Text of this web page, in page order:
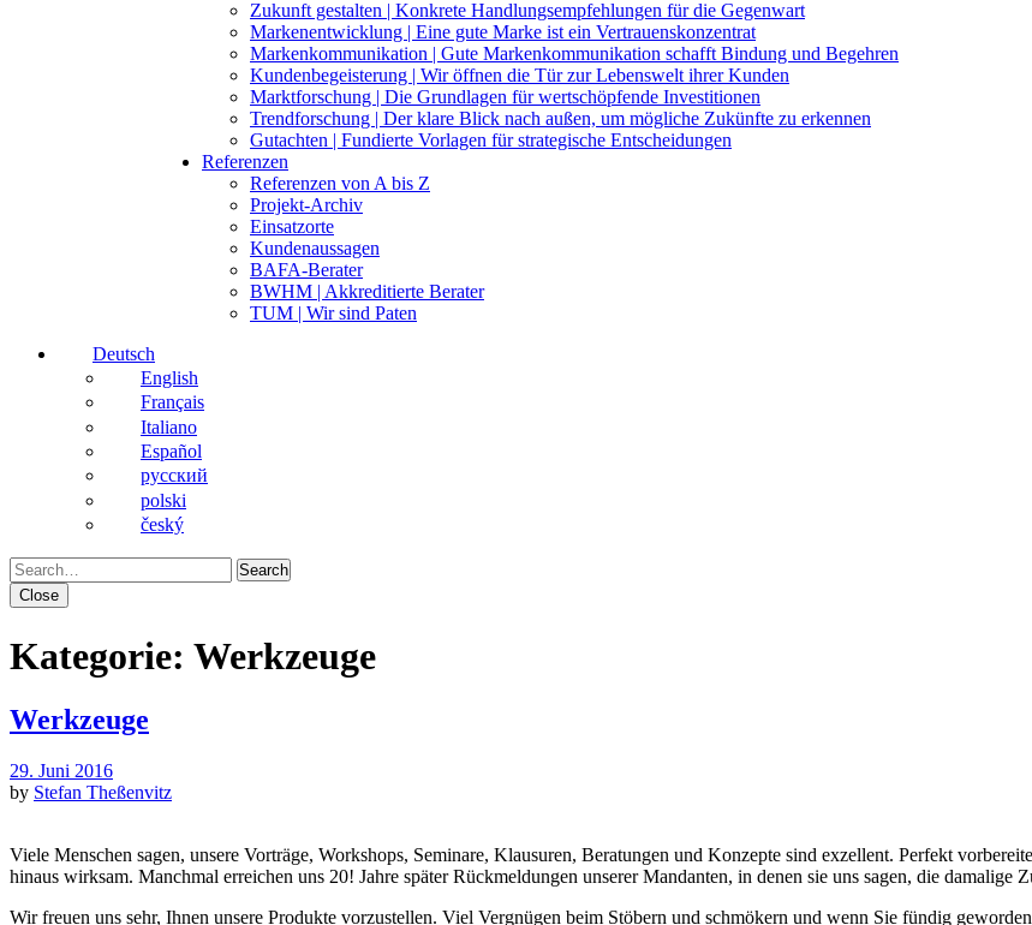
Zukunft gestalten | Konkrete Handlungsempfehlungen für die Gegenwart
Markenentwicklung | Eine gute Marke ist ein Vertrauenskonzentrat
Markenkommunikation | Gute Markenkommunikation schafft Bindung und Begehren
Kundenbegeisterung | Wir öffnen die Tür zur Lebenswelt ihrer Kunden
Marktforschung | Die Grundlagen für wertschöpfende Investitionen
Trendforschung | Der klare Blick nach außen, um mögliche Zukünfte zu erkennen
Gutachten | Fundierte Vorlagen für strategische Entscheidungen
Referenzen
Referenzen von A bis Z
Projekt-Archiv
Einsatzorte
Kundenaussagen
BAFA-Berater
BWHM | Akkreditierte Berater
TUM | Wir sind Paten
Deutsch
English
Français
Italiano
Español
pусский
polski
český
Search
Close
Kategorie: Werkzeuge
Werkzeuge
29. Juni 2016
by Stefan Theßenvitz
Viele Menschen sagen, unsere Vorträge, Workshops, Seminare, Klausuren, Beratungen und Konzepte sind exzellent. Perfekt
hinaus wirksam. Manchmal erreichen uns 20! Jahre später Rückmeldungen unserer Mandanten, in denen sie uns sagen, die damalige
Wir freuen uns sehr, Ihnen unsere Produkte vorzustellen. Viel Vergnügen beim Stöbern und schmökern und wenn Sie fündig